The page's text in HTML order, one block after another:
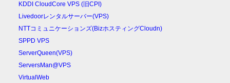
KDDI CloudCore VPS (旧CPI)
Livedoorレンタルサーバー(VPS)
NTTコミュニケーションズ(BizホスティングCloudn)
SPPD VPS
ServerQueen(VPS)
ServersMan@VPS
VirtualWeb